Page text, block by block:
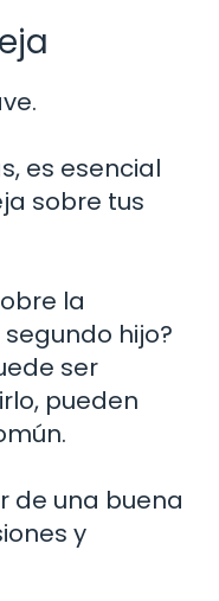
es esencial
sobre tus
la
hijo?
ser
pueden
de una buena
y